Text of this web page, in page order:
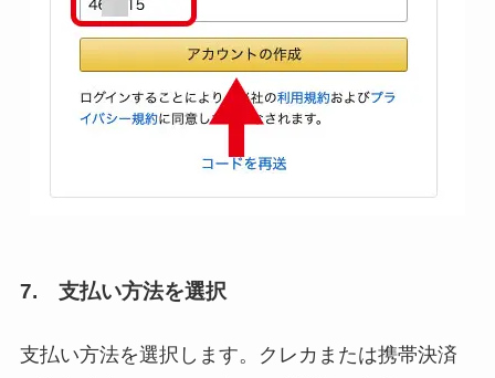
7. 支払い方法を選択
支払い方法を選択します。クレカまたは携帯決済